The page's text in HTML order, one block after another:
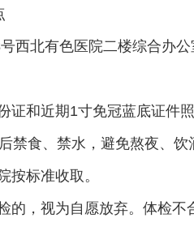
西北有色医院二楼综合办公
证和近期1寸免冠蓝底证件照
禁食、禁水，避免熬夜、饮
按标准收取。
的，视为自愿放弃。体检不